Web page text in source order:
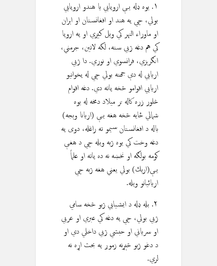
١. يوه ډله يې اروپايي يا هندو اروپايي
بولي، چي په هند او افغانستان او اېران
او ماوراء النهر كي ويل کيږي او په اروپا
کي هم دغه ژبي سته، لكه لاتين، جرمني،
انګرېزي، فرانسوي او نوري. دا ژبي
اريايي له دې جهته بولي چي له پخوانيو
اريايي اقوامو څخه پاته دي. دغه اقوام
څلور زره کاله تر میلاد دمخه له يوه
شمالي ځايه څخه هغه يې (اريانا وېجه)
باله د افغانستان سيمو ته راغله، دوی په
دغه وخت کي يوه ژبه ويله چي د هغې
کومه بولګه او نخښه نه ده پاته او علماً
يې(اريك) بولي يعني هغه ژبه چي
اريائيانو ويله.
۲. بله ډله د ايشيايي ژبو څخه سامي
ژبي بولي، چي په دغه کي عبري او عربي
او سرياني او حبشي ژبي داخلي دي او
د دغو ژبو څېړنه زموږ په بحث اړه نه
لري.